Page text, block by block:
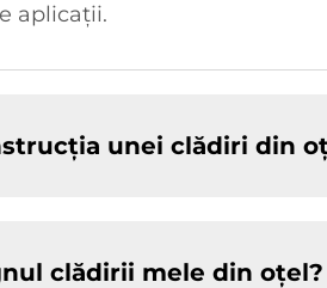
aplicații.
unei clădiri din
clădirii mele din oțel?